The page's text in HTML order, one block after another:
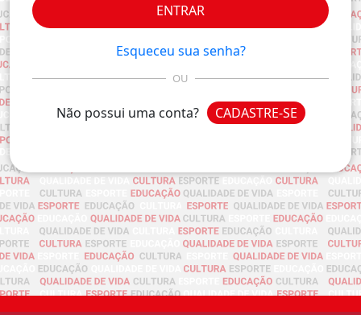
ENTRAR
Esqueceu sua senha?
OU
Não possui uma conta? CADASTRE-SE